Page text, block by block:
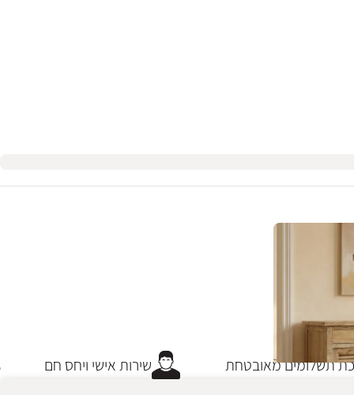
שירות אישי ויחס חם תשלומים מאובטחת